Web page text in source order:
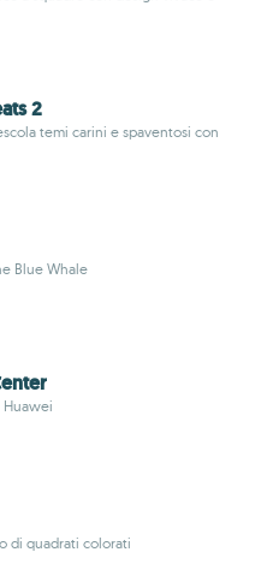
2
temi carini e spaventosi con
Blue Whale
Huawei
di quadrati colorati